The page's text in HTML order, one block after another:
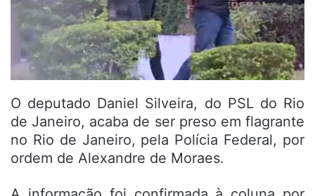
O deputado Daniel Silveira, do PSL do Rio
de Janeiro, acaba de ser preso em flagrante
no Rio de Janeiro, pela Polícia Federal, por
ordem de Alexandre de Moraes.